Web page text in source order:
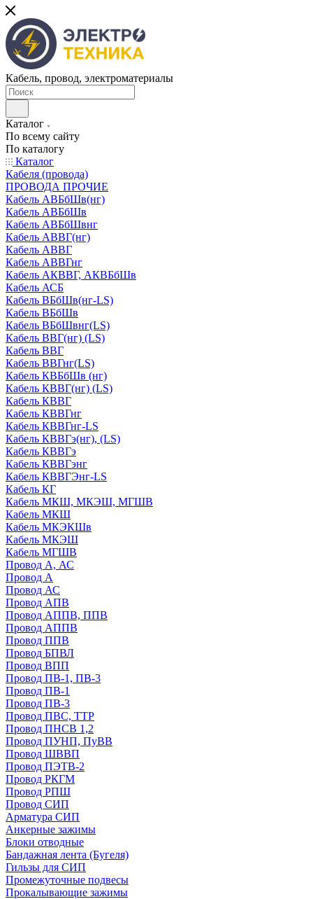
Кабель, провод, электроматериалы
Каталог
По всему сайту
По каталогу
Каталог
Кабеля (провода)
ПРОВОДА ПРОЧИЕ
Кабель АВБбШв(нг)
Кабель АВБбШв
Кабель АВБбШвнг
Кабель АВВГ(нг)
Кабель АВВГ
Кабель АВВГнг
Кабель АКВВГ, АКВБбШв
Кабель АСБ
Кабель ВБбШв(нг-LS)
Кабель ВБбШв
Кабель ВБбШвнг(LS)
Кабель ВВГ(нг) (LS)
Кабель ВВГ
Кабель ВВГнг(LS)
Кабель КВБбШв (нг)
Кабель КВВГ(нг) (LS)
Кабель КВВГ
Кабель КВВГнг
Кабель КВВГнг-LS
Кабель КВВГэ(нг), (LS)
Кабель КВВГэ
Кабель КВВГэнг
Кабель КВВГЭнг-LS
Кабель КГ
Кабель МКШ, МКЭШ, МГШВ
Кабель МКШ
Кабель МКЭКШв
Кабель МКЭШ
Кабель МГШВ
Провод А, АС
Провод А
Провод АС
Провод АПВ
Провод АППВ, ППВ
Провод АППВ
Провод ППВ
Провод БПВЛ
Провод ВПП
Провод ПВ-1, ПВ-3
Провод ПВ-1
Провод ПВ-3
Провод ПВС, ТТР
Провод ПНСВ 1,2
Провод ПУНП, ПуВВ
Провод ШВВП
Провод ПЭТВ-2
Провод РКГМ
Провод РПШ
Провод СИП
Арматура СИП
Анкерные зажимы
Блоки отводные
Бандажная лента (Бугеля)
Гильзы для СИП
Промежуточные подвесы
Прокалывающие зажимы